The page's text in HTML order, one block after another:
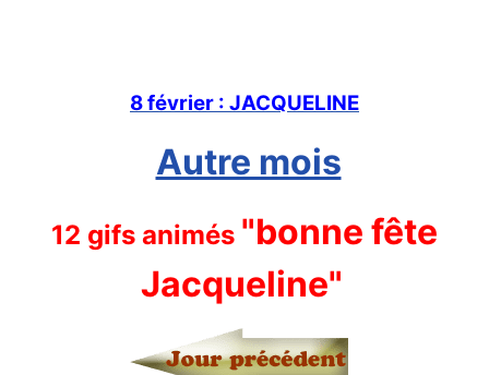
8 février : JACQUELINE
Autre mois
12 gifs animés "bonne fête
Jacqueline"